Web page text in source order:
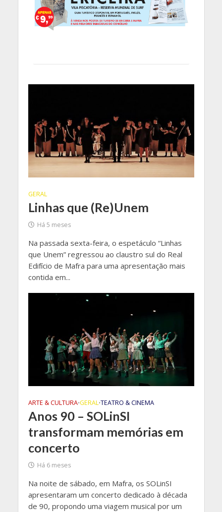
GERAL
Linhas que (Re)Unem
Há 5 meses
Na passada sexta-feira, o espetáculo “Linhas
que Unem” regressou ao claustro sul do Real
Edifício de Mafra para uma apresentação mais
contida em...
ARTE & CULTURA•GERAL•TEATRO & CINEMA
Anos 90 – SOLinSI
transformam memórias em
concerto
Há 6 meses
Na noite de sábado, em Mafra, os SOLinSI
apresentaram um concerto dedicado à década
de 90, propondo uma viagem musical por um